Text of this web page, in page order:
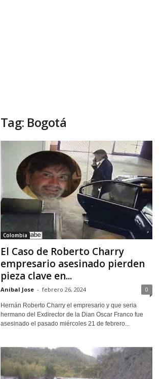
Tag: Bogotá
Colombia
El Caso de Roberto Charry
empresario asesinado pierden
pieza clave en...
Anibal Jose - febrero 26, 2024 0
Hernán Roberto Charry el empresario y que seria
hermano del Exdirector de la Dian Oscar Franco fue
asesinado el pasado miércoles 21 de febrero...